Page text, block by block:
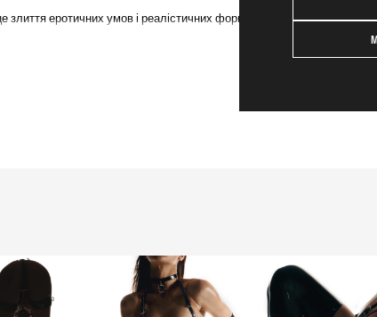
еротичних умов і реалістичних форм. Коли ви